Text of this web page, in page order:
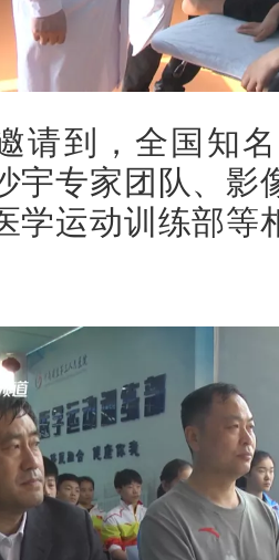
请到，全国知
宇专家团队、影
学运动训练部等